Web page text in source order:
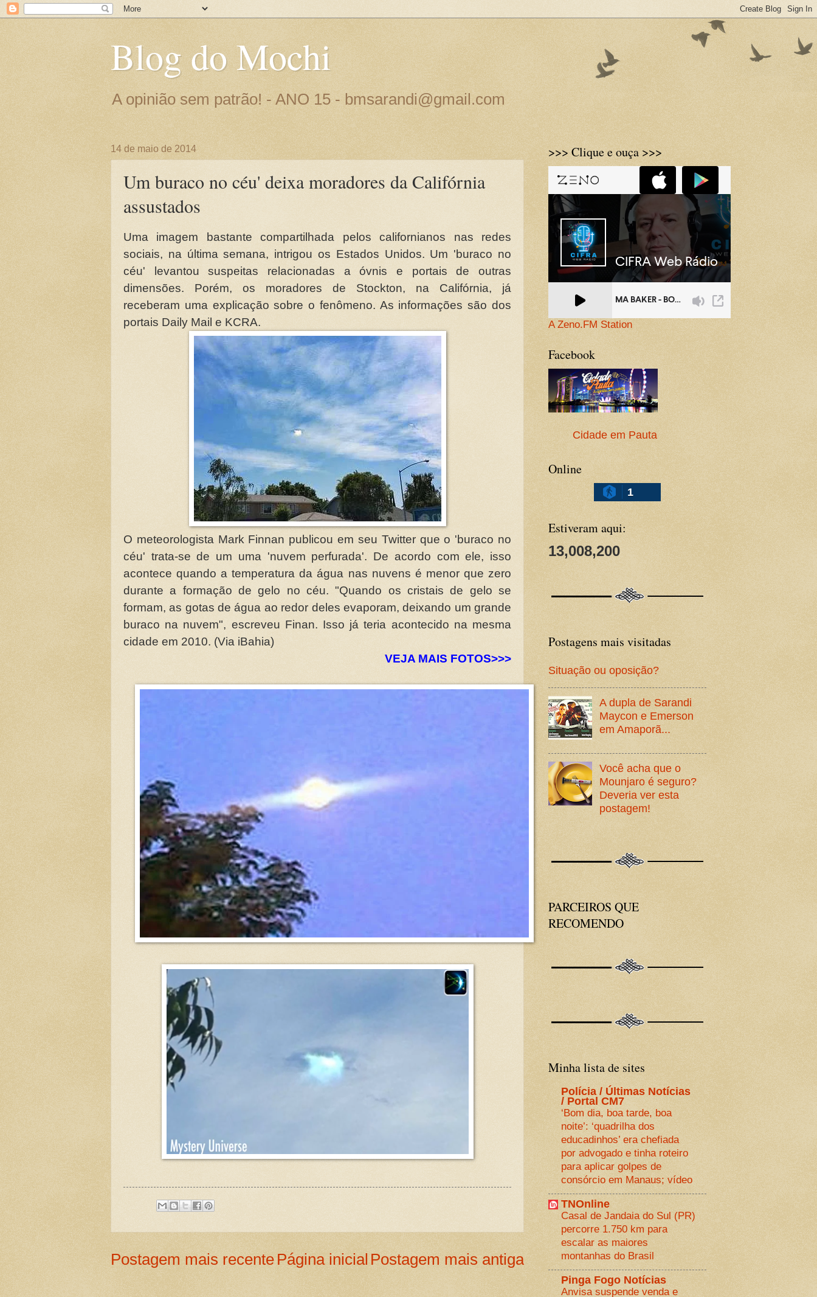
Blog do Mochi
A opinião sem patrão! - ANO 15 - bmsarandi@gmail.com
14 de maio de 2014
Um buraco no céu' deixa moradores da Califórnia
assustados
Uma imagem bastante compartilhada pelos californianos nas redes
sociais, na última semana, intrigou os Estados Unidos. Um 'buraco no
céu' levantou suspeitas relacionadas a óvnis e portais de outras
dimensões. Porém, os moradores de Stockton, na Califórnia, já
receberam uma explicação sobre o fenômeno. As informações são dos
portais Daily Mail e KCRA.
O meteorologista Mark Finnan publicou em seu Twitter que o 'buraco no
céu' trata-se de um uma 'nuvem perfurada'. De acordo com ele, isso
acontece quando a temperatura da água nas nuvens é menor que zero
durante a formação de gelo no céu. "Quando os cristais de gelo se
formam, as gotas de água ao redor deles evaporam, deixando um grande
buraco na nuvem", escreveu Finan. Isso já teria acontecido na mesma
cidade em 2010. (Via iBahia)
VEJA MAIS FOTOS>>>
Postagem mais recente Postagem mais antiga
Página inicial
>>> Clique e ouça >>>
A Zeno.FM Station
Facebook
Cidade em Pauta
Online
1
Estiveram aqui:
13,008,200
Postagens mais visitadas
Situação ou oposição?
A dupla de Sarandi
Maycon e Emerson
em Amaporã...
Você acha que o
Mounjaro é seguro?
Deveria ver esta
postagem!
PARCEIROS QUE
RECOMENDO
Minha lista de sites
Polícia / Últimas Notícias
/ Portal CM7
‘Bom dia, boa tarde, boa
noite’: ‘quadrilha dos
educadinhos’ era chefiada
por advogado e tinha roteiro
para aplicar golpes de
consórcio em Manaus; vídeo
TNOnline
Casal de Jandaia do Sul (PR)
percorre 1.750 km para
escalar as maiores
montanhas do Brasil
Pinga Fogo Notícias
Anvisa suspende venda e